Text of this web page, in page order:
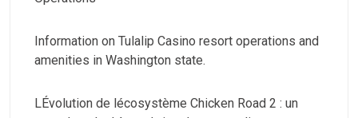
Information on Tulalip Casino resort operations and
amenities in Washington state.
LÉvolution de lécosystème Chicken Road 2 : un